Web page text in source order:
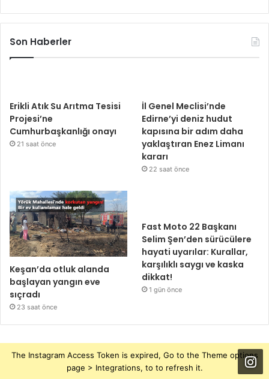
Son Haberler
Erikli Atık Su Arıtma Tesisi
Projesi’ne
Cumhurbaşkanlığı onayı
21 saat önce
İl Genel Meclisi’nde
Edirne’yi deniz hudut
kapısına bir adım daha
yaklaştıran Enez Limanı
kararı
22 saat önce
Keşan’da otluk alanda
başlayan yangın eve
sıçradı
23 saat önce
Fast Moto 22 Başkanı
Selim Şen’den sürücülere
hayati uyarılar: Kurallar,
karşılıklı saygı ve kaska
dikkat!
1 gün önce
The Instagram Access Token is expired, Go to the Theme options
page > Integrations, to to refresh it.